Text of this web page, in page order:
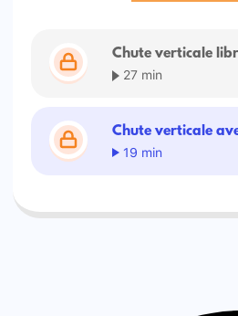
Chute verticale
27 min
Chute verticale
19 min